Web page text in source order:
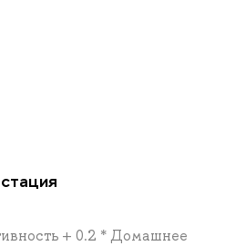
+ 0.2 * Домашнее